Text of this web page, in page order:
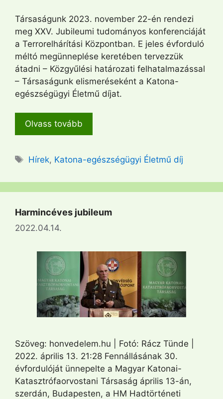
Társaságunk 2023. november 22-én rendezi
meg XXV. Jubileumi tudományos konferenciáját
a Terrorelhárítási Központban. E jeles évforduló
méltó megünneplése keretében tervezzük
átadni – Közgyűlési határozati felhatalmazással
– Társaságunk elismeréseként a Katona-
egészségügyi Életmű díjat.
Olvass tovább
Címkék
Hírek, Katona-egészségügyi Életmű díj
Harmincéves jubileum
2022.04.14.
Szöveg: honvedelem.hu | Fotó: Rácz Tünde |
2022. április 13. 21:28 Fennállásának 30.
évfordulóját ünnepelte a Magyar Katonai-
Katasztrófaorvostani Társaság április 13-án,
szerdán, Budapesten, a HM Hadtörténeti